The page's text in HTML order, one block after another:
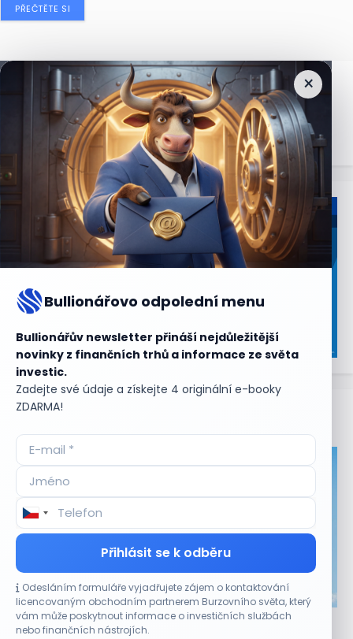
PŘEČTĚTE SI
×
Bullionářovo odpolední menu
Bullionářův newsletter přináší nejdůležitější
novinky z finančních trhů a informace ze světa
investic.
Zadejte své údaje a získejte 4 originální e-booky
ZDARMA!
Přihlásit se k odběru
Odesláním formuláře vyjadřujete zájem o kontaktování
licencovaným obchodním partnerem Burzovního světa, který
vám může poskytnout informace o investičních službách
nebo finančních nástrojích.
Nejčtenějšízprávy
Aktuální
CO HÝBE TRHEM
Akcie Micron klesají, ale nejhoršímu výprodeji